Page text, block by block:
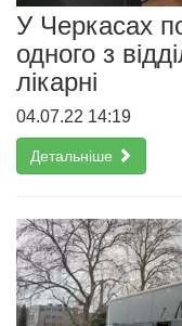
У Черкасах
одного з
лікарні
04.07.22 14:19
Детальніше